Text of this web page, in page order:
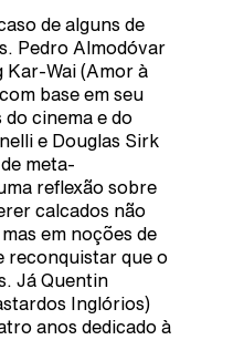
de alguns de
Pedro Almodóvar
Kar-Wai (Amor à
base em seu
do cinema e do
e Douglas Sirk
meta-
reflexão sobre
calcados não
em noções de
reconquistar que o
Já Quentin
Inglórios)
anos dedicado à